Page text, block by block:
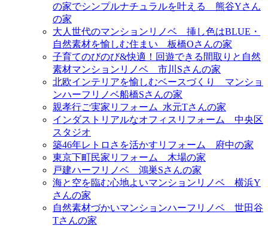
の家でシンプルナチュラルを叶える＿熊谷Yさん
の家
大人世代のマンションリノベ＿挿し色はBLUE・
自然素材を愉しむ住まい＿板橋Oさんの家
子育てのびのび&快適！回遊できる間取りと自然
素材マンションリノベ＿市川Sさんの家
北欧インテリアを愉しむベースづくり＿マンショ
ンハーフリノベ船橋Sさんの家
親孝行ご実家リフォーム_水元Tさんの家
インダストリアルなオフィスリフォーム＿中央区
スタジオ
築46年レトロさを活かすリフォーム＿府中の家
東京下町民家リフォーム＿木場の家
戸建ハーフリノベ＿鴻巣Sさんの家
海と空を臨む心地よいマンションリノベ＿横浜Y
さんの家
自然素材づかいマンションハーフリノベ＿世田谷
Tさんの家